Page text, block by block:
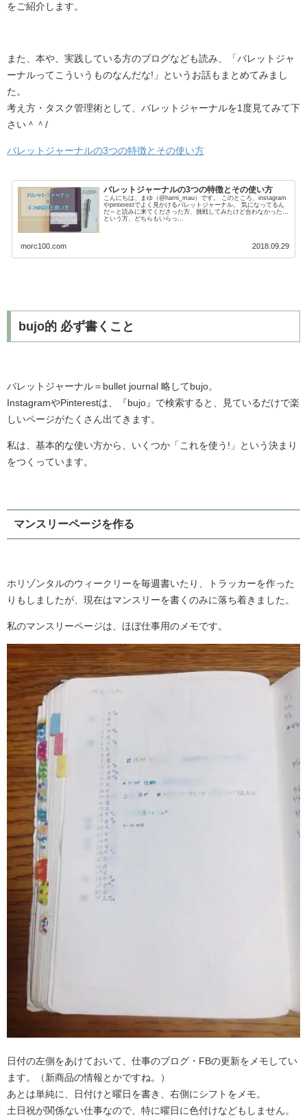
をご紹介します。
また、本や、実践している方のブログなども読み、「バレットジャ
ーナルってこういうものなんだな!」というお話もまとめてみまし
た。
考え方・タスク管理術として、バレットジャーナルを1度見てみて下
さい＾＾/
バレットジャーナルの3つの特徴とその使い方
バレットジャーナルの3つの特徴とその使い方
こんにちは、まゆ（@harni_mau）です。 このところ、instagram
やpinterestでよく見かけるバレットジャーナル。 気になってるん
だ～と読みに来てくださった方、挑戦してみたけど合わなかった…
という方、どちらもいらっ...
morc100.com 2018.09.29
bujo的 必ず書くこと
バレットジャーナル＝bullet journal 略してbujo。
InstagramやPinterestは、『bujo』で検索すると、見ているだけで楽
しいページがたくさん出てきます。
私は、基本的な使い方から、いくつか「これを使う!」という決まり
をつくっています。
マンスリーページを作る
ホリゾンタルのウィークリーを毎週書いたり、トラッカーを作った
りもしましたが、現在はマンスリーを書くのみに落ち着きました。
私のマンスリーページは、ほぼ仕事用のメモです。
日付の左側をあけておいて、仕事のブログ・FBの更新をメモしてい
ます。（新商品の情報とかですね。）
あとは単純に、日付けと曜日を書き、右側にシフトをメモ。
土日祝が関係ない仕事なので、特に曜日に色付けなどもしません。